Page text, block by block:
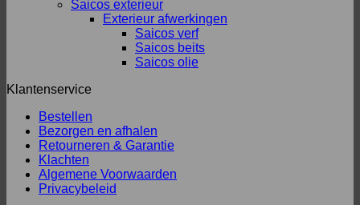
Saicos exterieur
Exterieur afwerkingen
Saicos verf
Saicos beits
Saicos olie
Klantenservice
Bestellen
Bezorgen en afhalen
Retourneren & Garantie
Klachten
Algemene Voorwaarden
Privacybeleid